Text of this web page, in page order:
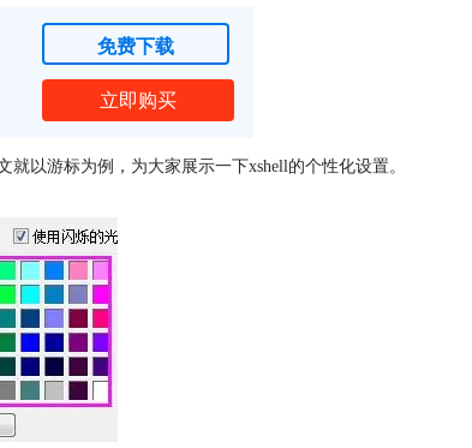
免费下载
立即购买
以游标为例，为大家展示一下xshell的个性化设置。